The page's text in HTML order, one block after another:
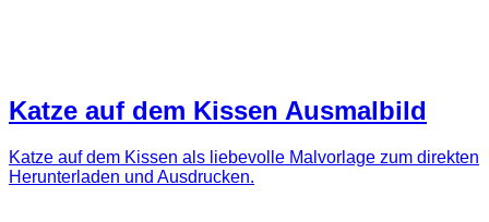
Katze auf dem Kissen Ausmalbild
Katze auf dem Kissen als liebevolle Malvorlage zum direkten
Herunterladen und Ausdrucken.